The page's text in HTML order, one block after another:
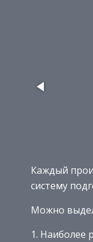
Каждый
систему
Можно
Наиболее